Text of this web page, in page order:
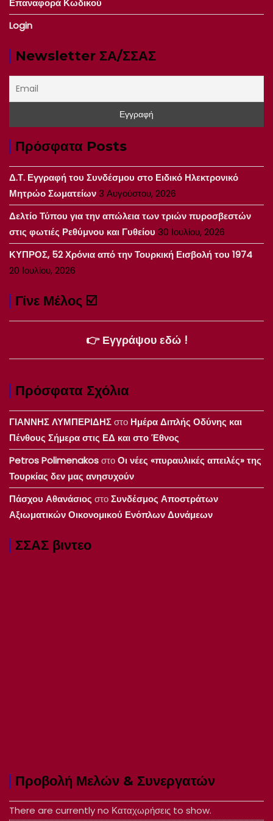
Επαναφορά Κωδικού
Login
Newsletter ΣΑ/ΣΣΑΣ
Πρόσφατα Posts
Δ.Τ. Εγγραφή του Συνδέσμου στο Ειδικό Ηλεκτρονικό
Μητρώο Σωματείων3 Αυγούστου, 2026
Δελτίο Τύπου για την απώλεια των τριών πυροσβεστών
στις φωτιές Ρεθύμνου και Γυθείου 30 Ιουλίου, 2026
ΚΥΠΡΟΣ, 52 Χρόνια από την Τουρκική Εισβολή του 1974
20 Ιουλίου, 2026
Γίνε Μέλος ☑️
👉 Εγγράψου εδώ !
Πρόσφατα Σχόλια
ΓΙΑΝΝΗΣ ΛΥΜΠΕΡΙΔΗΣστο Ημέρα Διπλής Οδύνης και
Πένθους Σήμερα στις ΕΔ και στο Έθνος
Petros PolimenakosστοΟι νέες «πυραυλικές απειλές» της
Τουρκίας δεν μας ανησυχούν
Πάσχου Αθανάσιος στοΣυνδέσμος Αποστράτων
Αξιωματικών Οικονομικού Ενόπλων Δυνάμεων
ΣΣΑΣ βιντεο
Προβολή Μελών & Συνεργατών
There are currently no Καταχωρήσεις to show.